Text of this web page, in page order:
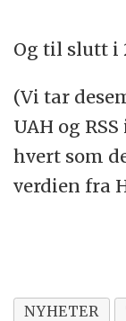
Og til slutt i
(Vi tar
UAH og
hvert som
verdien fra
NYHETER